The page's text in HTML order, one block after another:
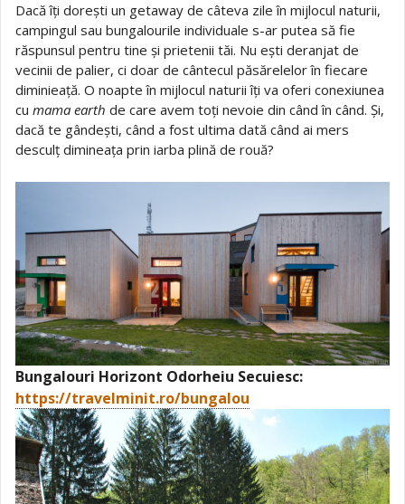
Dacă îți dorești un getaway de câteva zile în mijlocul naturii,
campingul sau bungalourile individuale s-ar putea să fie
răspunsul pentru tine și prietenii tăi. Nu ești deranjat de
vecinii de palier, ci doar de cântecul păsărelelor în fiecare
diminieață. O noapte în mijlocul naturii îți va oferi conexiunea
cu mama earth de care avem toți nevoie din când în când. Și,
dacă te gândești, când a fost ultima dată când ai mers
desculț dimineața prin iarba plină de rouă?
Bungalouri Horizont Odorheiu Secuiesc:
https://travelminit.ro/bungalou